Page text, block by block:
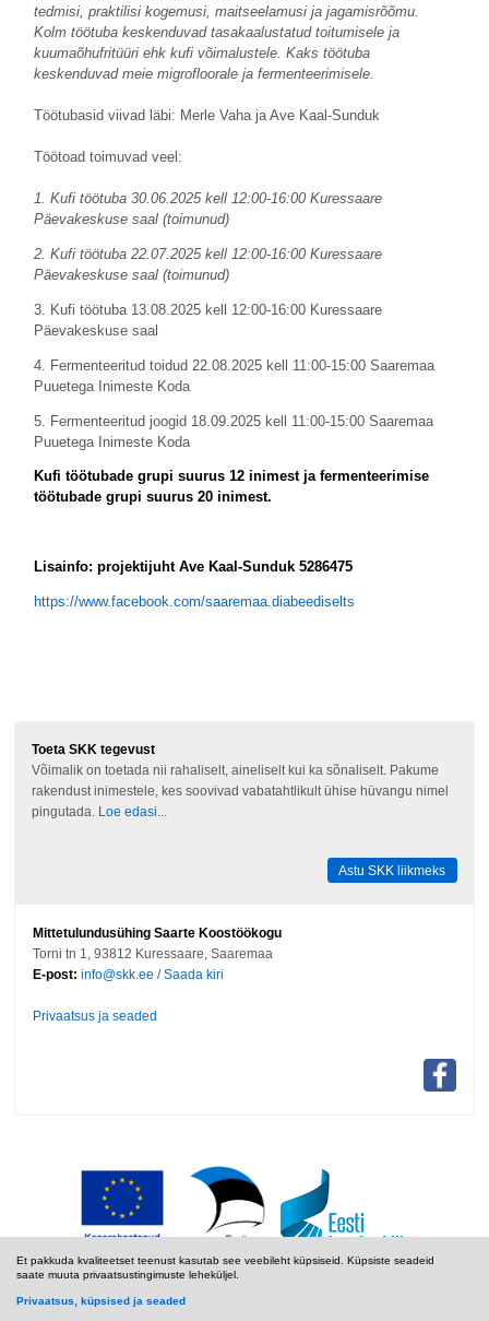
Et pakkuda kvaliteetset teenust kasutab see veebileht küpsiseid. Küpsiste seadeid
saate muuta privaatsustingimuste leheküljel.
Privaatsus, küpsised ja seaded
tedmisi, praktilisi kogemusi, maitseelamusi ja jagamisrõõmu.
Kolm töötuba keskenduvad tasakaalustatud toitumisele ja
kuumaõhufritüüri ehk kufi võimalustele. Kaks töötuba
keskenduvad meie migrofloorale ja fermenteerimisele.
Töötubasid viivad läbi: Merle Vaha ja Ave Kaal-Sunduk
Töötoad toimuvad veel:
1. Kufi töötuba 30.06.2025 kell 12:00-16:00 Kuressaare
Päevakeskuse saal (toimunud)
2. Kufi töötuba 22.07.2025 kell 12:00-16:00 Kuressaare
Päevakeskuse saal (toimunud)
3. Kufi töötuba 13.08.2025 kell 12:00-16:00 Kuressaare
Päevakeskuse saal
4. Fermenteeritud toidud 22.08.2025 kell 11:00-15:00 Saaremaa
Puuetega Inimeste Koda
5. Fermenteeritud joogid 18.09.2025 kell 11:00-15:00 Saaremaa
Puuetega Inimeste Koda
Kufi töötubade grupi suurus 12 inimest ja fermenteerimise
töötubade grupi suurus 20 inimest.
Lisainfo: projektijuht Ave Kaal-Sunduk 5286475
https://www.facebook.com/saaremaa.diabeediselts
Toeta SKK tegevust
Võimalik on toetada nii rahaliselt, aineliselt kui ka sõnaliselt. Pakume
rakendust inimestele, kes soovivad vabatahtlikult ühise hüvangu nimel
pingutada.
Loe edasi...
Astu SKK liikmeks
Mittetulundusühing Saarte Koostöökogu
Torni tn 1, 93812 Kuressaare, Saaremaa
E-post: info@skk.ee /Saada kiri
Privaatsus ja seaded